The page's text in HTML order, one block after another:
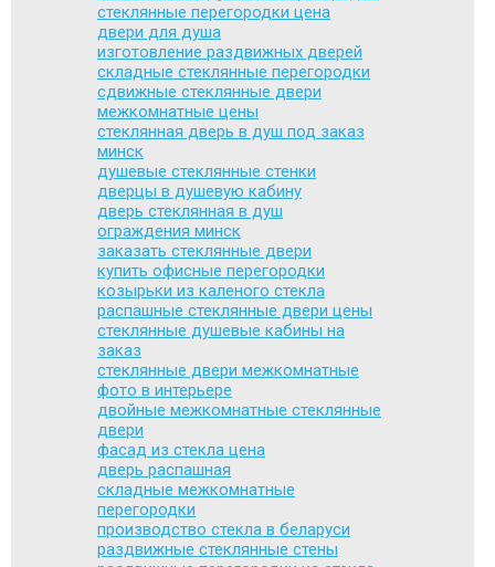
стеклянные перегородки цена
двери для душа
изготовление раздвижных дверей
складные стеклянные перегородки
сдвижные стеклянные двери
межкомнатные цены
стеклянная дверь в душ под заказ
минск
душевые стеклянные стенки
дверцы в душевую кабину
дверь стеклянная в душ
ограждения минск
заказать стеклянные двери
купить офисные перегородки
козырьки из каленого стекла
распашные стеклянные двери цены
стеклянные душевые кабины на
заказ
стеклянные двери межкомнатные
фото в интерьере
двойные межкомнатные стеклянные
двери
фасад из стекла цена
дверь распашная
складные межкомнатные
перегородки
производство стекла в беларуси
раздвижные стеклянные стены